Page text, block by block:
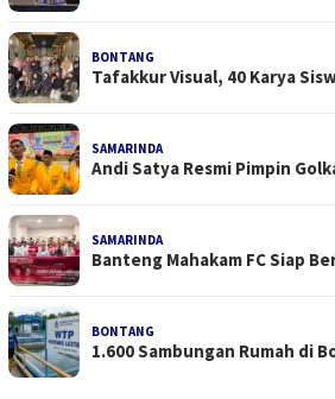
BONTANG
Tafakkur Visual, 40 Karya
SAMARINDA
Andi Satya Resmi Pimpin
SAMARINDA
Banteng Mahakam FC Siap
BONTANG
1.600 Sambungan Rumah di